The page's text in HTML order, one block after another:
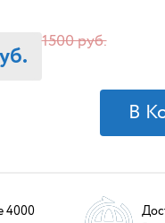
1500 руб.
4000